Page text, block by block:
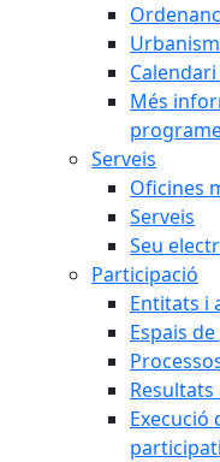
Més
Serveis
Oficines
Serveis
Seu
Participació
Entitats i
Espais
Execució